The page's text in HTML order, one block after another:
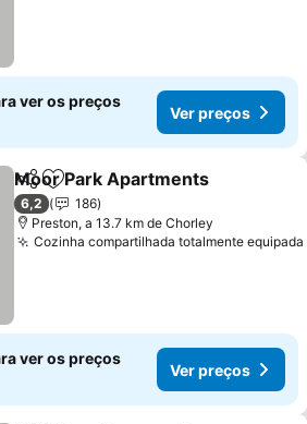
ver os preços
Ver preços
PartilharAdicionar aos favoritos
Moor Park Apartments
6,2
186
Preston, a 13.7 km de Chorley
Cozinha compartilhada totalmente equipada
ver os preços
Ver preços